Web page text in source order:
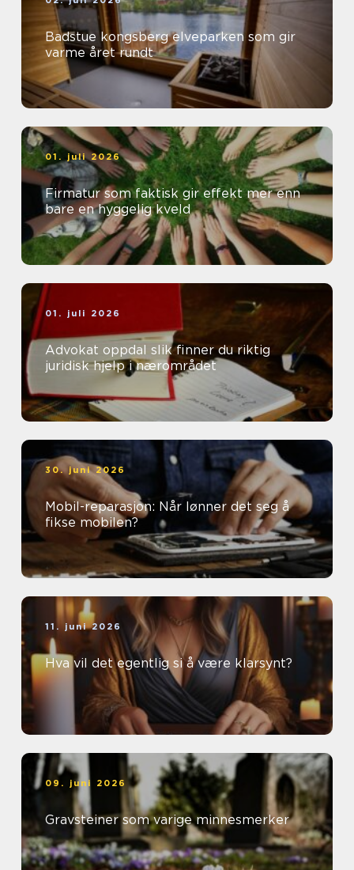
Badstue kongsberg elveparken som gir
varme året rundt
01. juli 2026
Firmatur som faktisk gir effekt mer enn
bare en hyggelig kveld
01. juli 2026
Advokat oppdal slik finner du riktig
juridisk hjelp i nærområdet
30. juni 2026
Mobil-reparasjon: Når lønner det seg å
fikse mobilen?
11. juni 2026
Hva vil det egentlig si å være klarsynt?
09. juni 2026
Gravsteiner som varige minnesmerker